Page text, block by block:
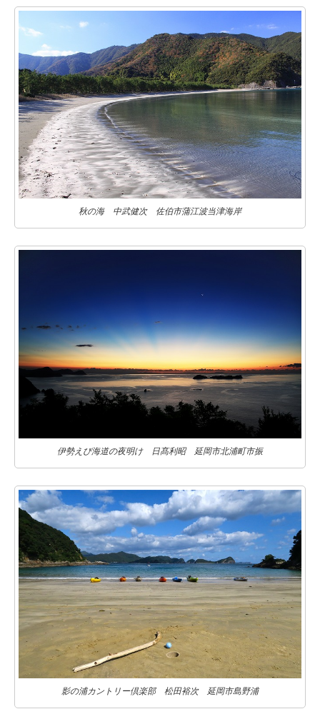
秋の海 中武健次 佐伯市蒲江波当津海岸
伊勢えび海道の夜明け 日髙利昭 延岡市北浦町市振
影の浦カントリー倶楽部 松田裕次 延岡市島野浦